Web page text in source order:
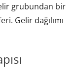
grubundan bir
Gelir dağılımı